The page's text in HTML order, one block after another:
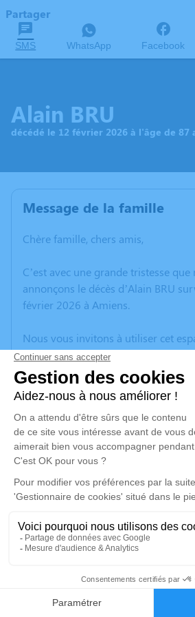
Faire-part
Partager
SMS WhatsApp Facebook
Alain BRU
décédé le 12 février 2026 à l'âge de 87
Message de la famille
Chère famille, chers amis,
C’est avec une grande tristesse que
annonçons le décès d’Alain BRU
février 2026 à Amiens.
Nous vous invitons à utiliser cet
vos condoléances, partager des
anecdote ou exprimer vos pensées à
poèmes ou des textes. Cet endroit
d'expression dédié à honorer la
Un service de plantation d’arbre
disponible ici
Je
Cérémonie civile
lundi 16 février 2026 à 15h30
Avenue François Mitterrand
80000 Amiens